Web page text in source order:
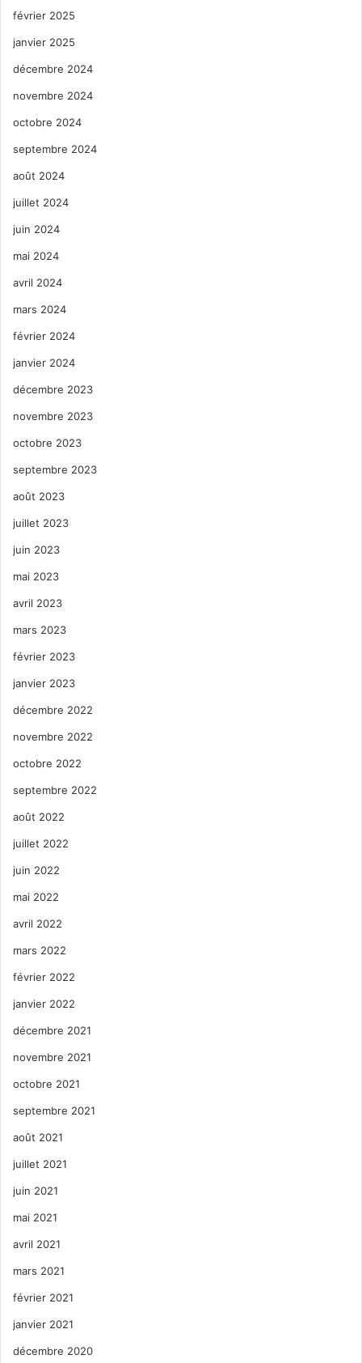
février 2025
janvier 2025
décembre 2024
novembre 2024
octobre 2024
septembre 2024
août 2024
juillet 2024
juin 2024
mai 2024
avril 2024
mars 2024
février 2024
janvier 2024
décembre 2023
novembre 2023
octobre 2023
septembre 2023
août 2023
juillet 2023
juin 2023
mai 2023
avril 2023
mars 2023
février 2023
janvier 2023
décembre 2022
novembre 2022
octobre 2022
septembre 2022
août 2022
juillet 2022
juin 2022
mai 2022
avril 2022
mars 2022
février 2022
janvier 2022
décembre 2021
novembre 2021
octobre 2021
septembre 2021
août 2021
juillet 2021
juin 2021
mai 2021
avril 2021
mars 2021
février 2021
janvier 2021
décembre 2020